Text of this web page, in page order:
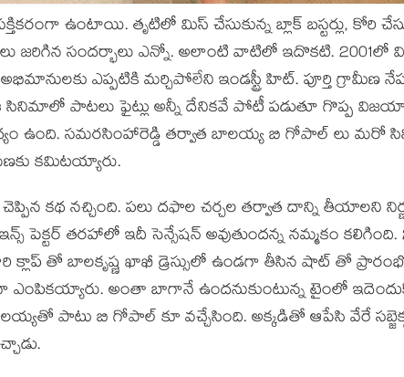
ఉంటాయి. తృటిలో మిస్ చేసుకున్న బ్లాక్ బస్టర్లు, కోరి
జరిగిన సందర్భాలు ఎన్నో. అలాంటి వాటిలో ఇదొకటి. 2001లో
ఎప్పటికి మర్చిపోలేని ఇండస్ట్రీ హిట్. పూర్తి గ్రామీణ
పాటలు ఫైట్లు అన్నీ దేనికవే పోటీ పడుతూ గొప్ప
ఉంది. సమరసింహారెడ్డి తర్వాత బాలయ్య బి గోపాల్ లు
కమిటయ్యారు.
కథ నచ్చింది. పలు దఫాల చర్చల తర్వాత దాన్ని తీయాలని
తరహాలో ఇదీ సెన్సేషన్ అవుతుందన్న నమ్మకం కలిగింది.
క్లాప్ తో బాలకృష్ణ ఖాఖీ డ్రెస్సులో ఉండగా తీసిన షాట్ తో
ఎంపికయ్యారు. అంతా బాగానే ఉందనుకుంటున్న టైంలో
పాటు బి గోపాల్ కూ వచ్చేసింది. అక్కడితో ఆపేసి వేరే